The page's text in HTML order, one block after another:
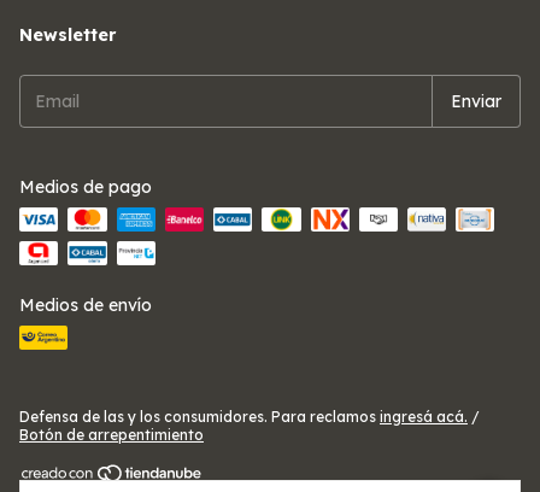
Newsletter
Medios de pago
Medios de envío
Defensa de las y los consumidores. Para reclamos ingresá acá. /
Botón de arrepentimiento